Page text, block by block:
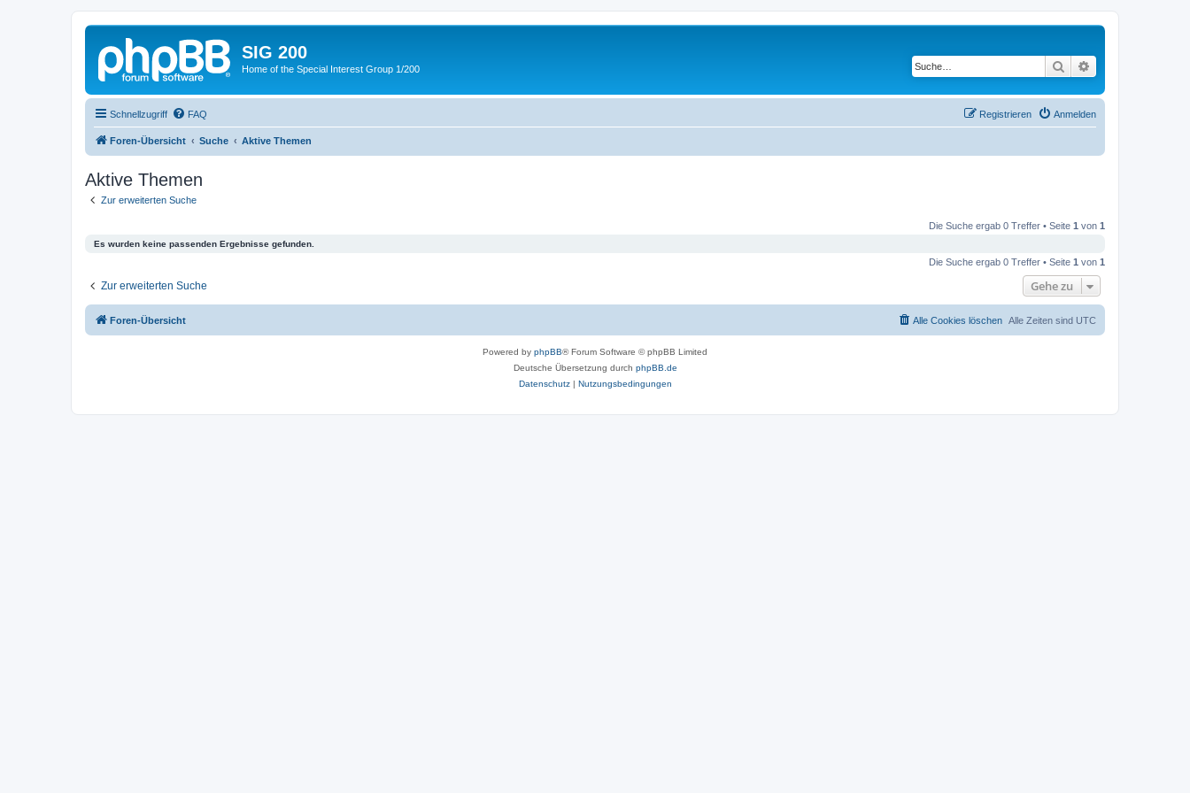
SIG 200
Home of the Special Interest Group 1/200 Suche
Schnellzugriff FAQ Anmelden
Registrieren
Foren-Übersicht Suche Aktive Themen
Aktive Themen
Zur erweiterten Suche
Die Suche ergab 0 Treffer • Seite 1 von 1
Es wurden keine passenden Ergebnisse gefunden.
Die Suche ergab 0 Treffer • Seite 1 von 1
Zur erweiterten Suche Gehe zu
Foren-Übersicht Alle Zeiten sind UTC
Alle Cookies löschen
Powered by phpBB® Forum Software © phpBB Limited
Deutsche Übersetzung durch phpBB.de
Datenschutz| Nutzungsbedingungen